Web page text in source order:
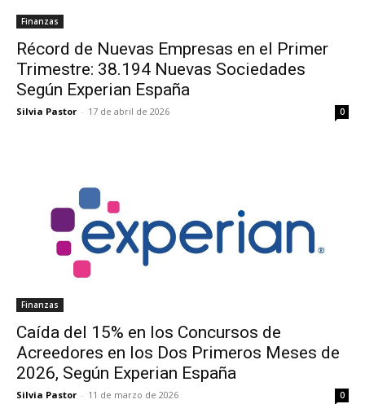
Finanzas
Récord de Nuevas Empresas en el Primer
Trimestre: 38.194 Nuevas Sociedades
Según Experian España
Silvia Pastor - 17 de abril de 2026 0
Finanzas
Caída del 15% en los Concursos de
Acreedores en los Dos Primeros Meses de
2026, Según Experian España
Silvia Pastor - 11 de marzo de 2026 0